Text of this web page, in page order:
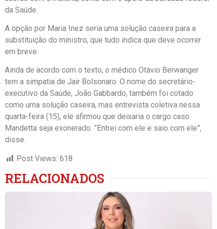
da Saúde.
A opção por Maria Inez seria uma solução caseira para a
substituição do ministro, que tudo indica que deve ocorrer
em breve.
Ainda de acordo com o texto, o médico Otávio Berwanger
tem a simpatia de Jair Bolsonaro. O nome do secretário-
executivo da Saúde, João Gabbardo, também foi cotado
como uma solução caseira, mas entrevista coletiva nessa
quarta-feira (15), ele afirmou que deixaria o cargo caso
Mandetta seja exonerado. ”Entrei com ele e saio com ele”,
disse.
Post Views: 618
RELACIONADOS